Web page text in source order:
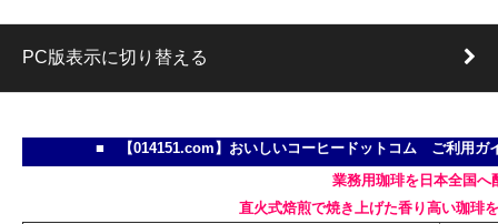
PC版表示に切り替える
■ 【014151.com】おいしいコーヒードットコム ご利用
業務用珈琲を日本全国へ
直火式焙煎で焼き上げた香り高い珈琲